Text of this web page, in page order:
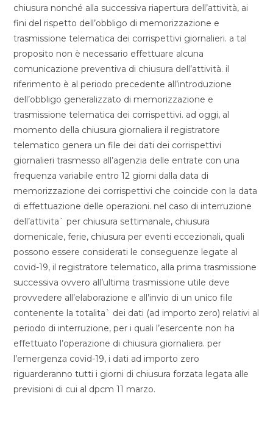
chiusura nonché alla successiva riapertura dell’attività, ai
fini del rispetto dell’obbligo di memorizzazione e
trasmissione telematica dei corrispettivi giornalieri. a tal
proposito non è necessario effettuare alcuna
comunicazione preventiva di chiusura dell’attività. il
riferimento è al periodo precedente all’introduzione
dell’obbligo generalizzato di memorizzazione e
trasmissione telematica dei corrispettivi. ad oggi, al
momento della chiusura giornaliera il registratore
telematico genera un file dei dati dei corrispettivi
giornalieri trasmesso all’agenzia delle entrate con una
frequenza variabile entro 12 giorni dalla data di
memorizzazione dei corrispettivi che coincide con la data
di effettuazione delle operazioni. nel caso di interruzione
dell’attivita` per chiusura settimanale, chiusura
domenicale, ferie, chiusura per eventi eccezionali, quali
possono essere considerati le conseguenze legate al
covid-19, il registratore telematico, alla prima trasmissione
successiva ovvero all’ultima trasmissione utile deve
provvedere all’elaborazione e all’invio di un unico file
contenente la totalita` dei dati (ad importo zero) relativi al
periodo di interruzione, per i quali l’esercente non ha
effettuato l’operazione di chiusura giornaliera. per
l’emergenza covid-19, i dati ad importo zero
riguarderanno tutti i giorni di chiusura forzata legata alle
previsioni di cui al dpcm 11 marzo.